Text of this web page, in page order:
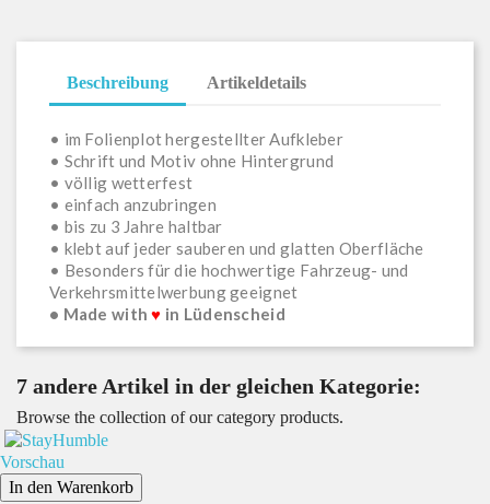
Beschreibung Artikeldetails
• im Folienplot hergestellter Aufkleber
• Schrift und Motiv ohne Hintergrund
• völlig wetterfest
• einfach anzubringen
• bis zu 3 Jahre haltbar
• klebt auf jeder sauberen und glatten Oberfläche
• Besonders für die hochwertige Fahrzeug- und
Verkehrsmittelwerbung geeignet
• Made with♥ in Lüdenscheid
7 andere Artikel in der gleichen Kategorie:
Browse the collection of our category products.
Vorschau
In den Warenkorb